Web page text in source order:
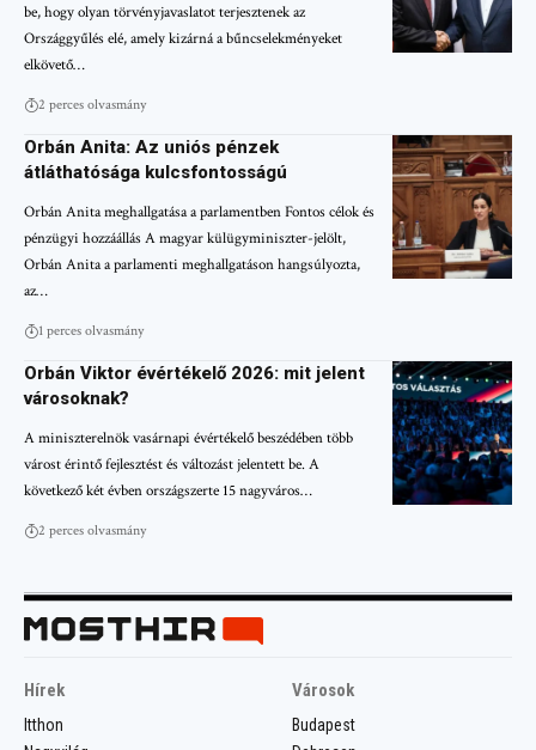
be, hogy olyan törvényjavaslatot terjesztenek az
Országgyűlés elé, amely kizárná a bűncselekményeket
elkövető…
2 perces olvasmány
Orbán Anita: Az uniós pénzek
átláthatósága kulcsfontosságú
Orbán Anita meghallgatása a parlamentben Fontos célok és
pénzügyi hozzáállás A magyar külügyminiszter-jelölt,
Orbán Anita a parlamenti meghallgatáson hangsúlyozta,
az…
1 perces olvasmány
Orbán Viktor évértékelő 2026: mit jelent
városoknak?
A miniszterelnök vasárnapi évértékelő beszédében több
várost érintő fejlesztést és változást jelentett be. A
következő két évben országszerte 15 nagyváros…
2 perces olvasmány
Hírek
Itthon
Városok
Budapest